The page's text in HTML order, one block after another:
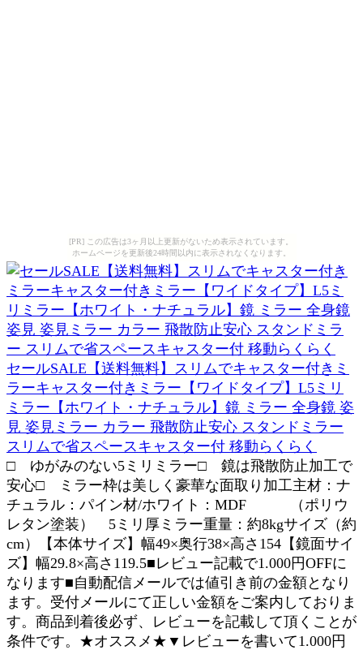
[PR] この広告は3ヶ月以上更新がないため表示されています。
ホームページを更新後24時間以内に表示されなくなります。
セールSALE【送料無料】スリムでキャスター付きミ
ラーキャスター付きミラー【ワイドタイプ】L5ミリ
ミラー【ホワイト・ナチュラル】鏡 ミラー 全身鏡 姿
見 姿見ミラー カラー 飛散防止安心 スタンドミラー
スリムで省スペースキャスター付 移動らくらく
□ ゆがみのない5ミリミラー□ 鏡は飛散防止加工で
安心□ ミラー枠は美しく豪華な面取り加工主材：ナ
チュラル：パイン材/ホワイト：MDF （ポリウ
レタン塗装） 5ミリ厚ミラー重量：約8kgサイズ（約
cm）【本体サイズ】幅49×奥行38×高さ154【鏡面サイ
ズ】幅29.8×高さ119.5■レビュー記載で1.000円OFFに
なります■自動配信メールでは値引き前の金額となり
ます。受付メールにて正しい金額をご案内しておりま
す。商品到着後必ず、レビューを記載して頂くことが
条件です。★オススメ★▼レビューを書いて1.000円